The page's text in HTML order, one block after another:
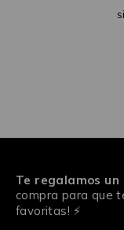
Te regalamos un
compra para que
favoritas! ⚡